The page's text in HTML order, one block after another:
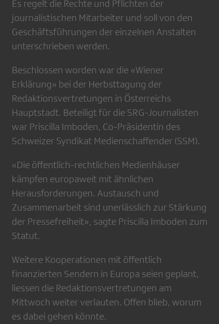
Es regelt die Rechte und Pflichten der
journalistischen Mitarbeiter und soll von den
Geschäftsführungen der einzelnen Anstalten
unterschrieben werden.
Beschlossen worden war die «Wiener
Erklärung» bei der Herbsttagung der
Redaktionsvertretungen in Österreichs
Hauptstadt. Beteiligt für die SRG-Journalisten
war Priscilla Imboden, Co-Präsidentin des
Schweizer Syndikat Medienschaffender (SSM).
«Die öffentlich-rechtlichen Medienhäuser
kämpfen europaweit mit ähnlichen
Herausforderungen. Austausch und
Zusammenarbeit sind unerlässlich zur Stärkung
der Pressefreiheit», sagte Priscilla Imboden zum
Statut.
Weitere Kooperationen mit öffentlich
finanzierten Sendern in Europa seien geplant,
liessen die Redaktionsvertretungen am
Mittwoch weiter verlauten. Offen blieb, worum
es dabei gehen könnte.